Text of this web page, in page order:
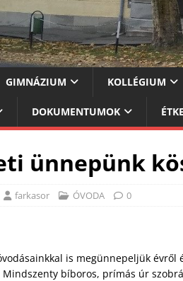
GIMNÁZIUM KOLLÉGIUM
DOKUMENTUMOK
ünnepünk
farkasor ÓVODA 0
is megünnepeljük évről
Mindszenty bíboros, prímás úr